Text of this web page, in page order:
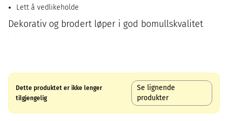
Lett å vedlikeholde
Dekorativ og brodert løper i god bomullskvalitet
Dette produktet er ikke lenger
tilgjengelig
Se lignende
produkter